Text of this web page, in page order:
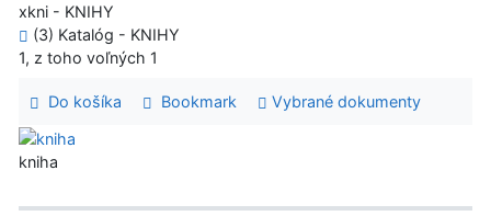
xkni - KNIHY
(3) Katalóg - KNIHY
1, z toho voľných 1
Do košíka Bookmark Vybrané dokumenty
kniha